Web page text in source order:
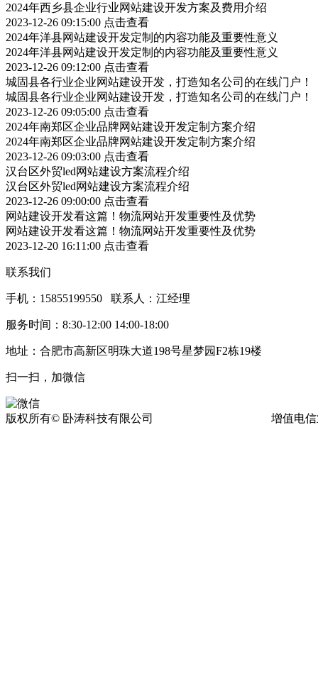
2024年西乡县企业行业网站建设开发方案及费用介绍
2023-12-26 09:15:00 点击查看
2024年洋县网站建设开发定制的内容功能及重要性意义
2024年洋县网站建设开发定制的内容功能及重要性意义
2023-12-26 09:12:00 点击查看
城固县各行业企业网站建设开发，打造知名公司的在线门户！
城固县各行业企业网站建设开发，打造知名公司的在线门户！
2023-12-26 09:05:00 点击查看
2024年南郑区企业品牌网站建设开发定制方案介绍
2024年南郑区企业品牌网站建设开发定制方案介绍
2023-12-26 09:03:00 点击查看
汉台区外贸led网站建设方案流程介绍
汉台区外贸led网站建设方案流程介绍
2023-12-26 09:00:00 点击查看
网站建设开发看这篇！物流网站开发重要性及优势
网站建设开发看这篇！物流网站开发重要性及优势
2023-12-20 16:11:00 点击查看
联系我们
手机：15855199550 联系人：江经理
服务时间：8:30-12:00 14:00-18:00
地址：合肥市高新区明珠大道198号星梦园F2栋19楼
扫一扫，加微信
版权所有© 卧涛科技有限公司 增值电